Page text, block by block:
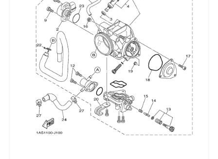
Топливная система
Тормозная система
Трансмиссия
Управление
Хранение и перевозка